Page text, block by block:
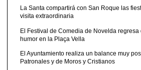
La Santa compartirá con San Roque las
visita extraordinaria
El Festival de Comedia de Novelda regresa
humor en la Plaça Vella
El Ayuntamiento realiza un balance muy
Patronales y de Moros y Cristianos